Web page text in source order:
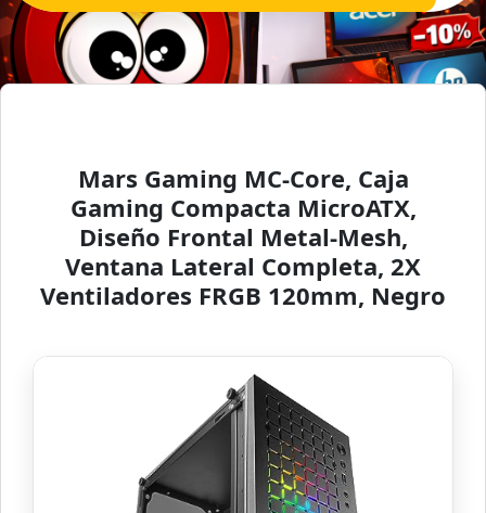
Mars Gaming MC-Core, Caja
Gaming Compacta MicroATX,
Diseño Frontal Metal-Mesh,
Ventana Lateral Completa, 2X
Ventiladores FRGB 120mm, Negro